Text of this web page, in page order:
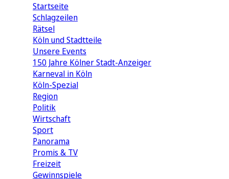
Startseite
Schlagzeilen
Rätsel
Köln und Stadtteile
Unsere Events
150 Jahre Kölner Stadt-Anzeiger
Karneval in Köln
Köln-Spezial
Region
Politik
Wirtschaft
Sport
Panorama
Promis & TV
Freizeit
Gewinnspiele